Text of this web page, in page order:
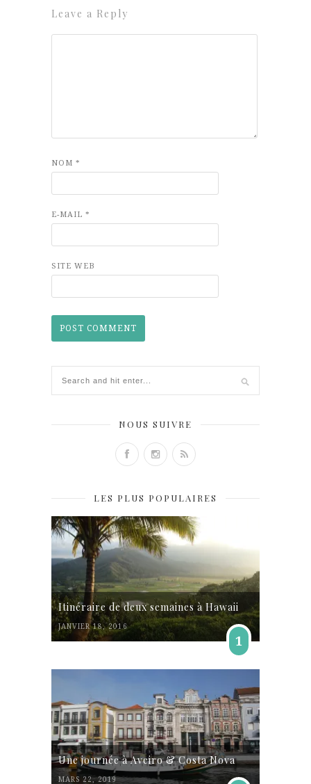
Leave a Reply
NOM *
E-MAIL *
SITE WEB
NOUS SUIVRE
LES PLUS POPULAIRES
Itinéraire de deux semaines à Hawaii
JANVIER 18, 2016
1
Une journée à Aveiro & Costa Nova
MARS 22, 2019